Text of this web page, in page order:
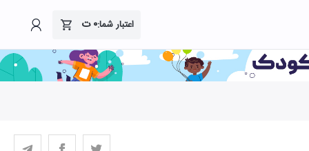
اعتبار شما:۰ت